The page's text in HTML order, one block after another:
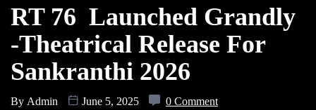
RT 76 Launched Grandly
-Theatrical Release For
Sankranthi 2026
By Admin June 5, 2025 0 Comment